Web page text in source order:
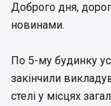
Доброго дня,
новинами.
По 5-му будинку
закінчили
стелі у місцях